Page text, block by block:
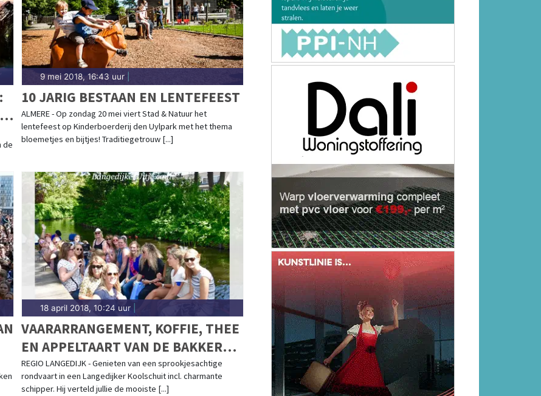
de
9 mei 2018, 16:43 uur|
10 JARIG BESTAAN EN LENTEFEEST
ALMERE - Op zondag 20 mei viert Stad & Natuur het
lentefeest op Kinderboerderij den Uylpark met het thema
bloemetjes en bijtjes! Traditiegetrouw [...]
18 april 2018, 10:24 uur|
VAARARRANGEMENT, KOFFIE, THEE
EN APPELTAART VAN DE BAKKER
BIJ LANGEDIJKERUITJE
REGIO LANGEDIJK - Genieten van een sprookjesachtige
rondvaart in een Langedijker Koolschuit incl. charmante
schipper. Hij verteld jullie de mooiste [...]